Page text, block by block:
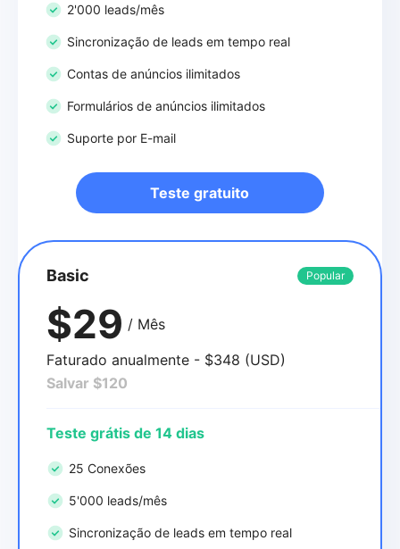
2'000 leads/mês
Sincronização de leads em tempo real
Contas de anúncios ilimitados
Formulários de anúncios ilimitados
Suporte por E-mail
Teste gratuito
Basic Popular
$29 / Mês
Faturado anualmente - $348 (USD)
Salvar $120
Teste grátis de 14 dias
25 Conexões
5'000 leads/mês
Sincronização de leads em tempo real